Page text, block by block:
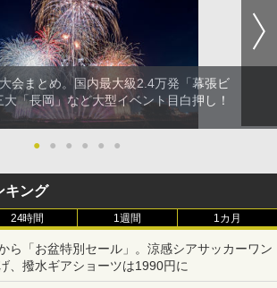
会まとめ。国内最大級2.4万発「幕張ビ
「長岡」など大型イベント目白押し！
● ● ● ● ● ●
キング
24時間 1週間 1カ月
ら「お盆特別セール」。涼感シアサッカーワン
、撥水ギアショーツは1990円に